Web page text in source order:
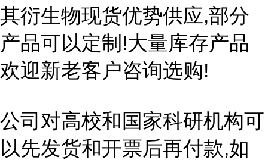
其衍生物现货优势供应,部分
产品可以定制!大量库存产品
欢迎新老客户咨询选购!
公司对高校和国家科研机构可
以先发货和开票后再付款,如